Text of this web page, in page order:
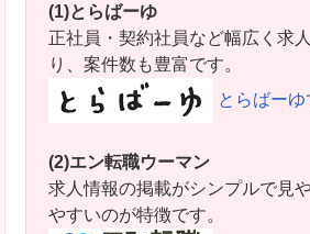
(1)とらばーゆ
正社員・契約社員など幅広く求
り、案件数も豊富です。
とらばー
(2)エン転職ウーマン
求人情報の掲載がシンプルで見
やすいのが特徴です。